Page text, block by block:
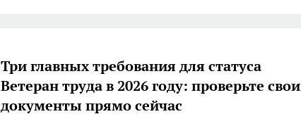
Три главных требования для статуса
Ветеран труда в 2026 году: проверьте свои
документы прямо сейчас